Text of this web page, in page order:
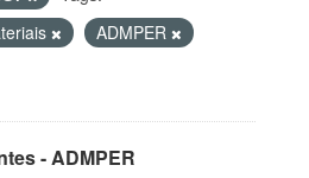
ADMPER
- ADMPER